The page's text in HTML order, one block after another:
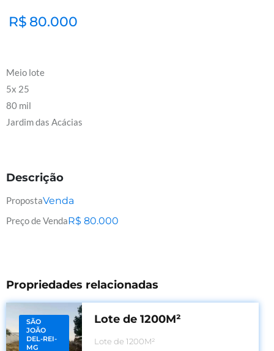
R$ 80.000
Meio lote
5x 25
80 mil
Jardim das Acácias
Descrição
PropostaVenda
Preço de VendaR$ 80.000
Propriedades relacionadas
SÃO
JOÃO
DEL-REI-
MG
Lote de 1200M²
Lote de 1200M²